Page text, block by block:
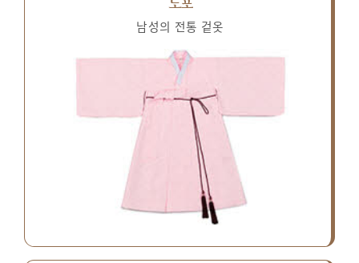
도포
남성의 전통 겉옷